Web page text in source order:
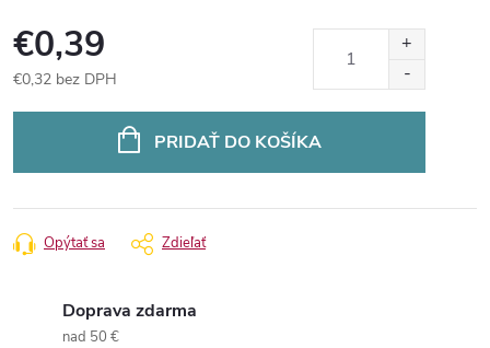
€0,39
€0,32 bez DPH
PRIDAŤ DO KOŠÍKA
Opýtať sa Zdieľať
Doprava zdarma
nad 50 €